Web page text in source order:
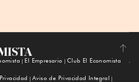
Subir
El Empresario
Club El Economista
Aviso de Privacidad Integral